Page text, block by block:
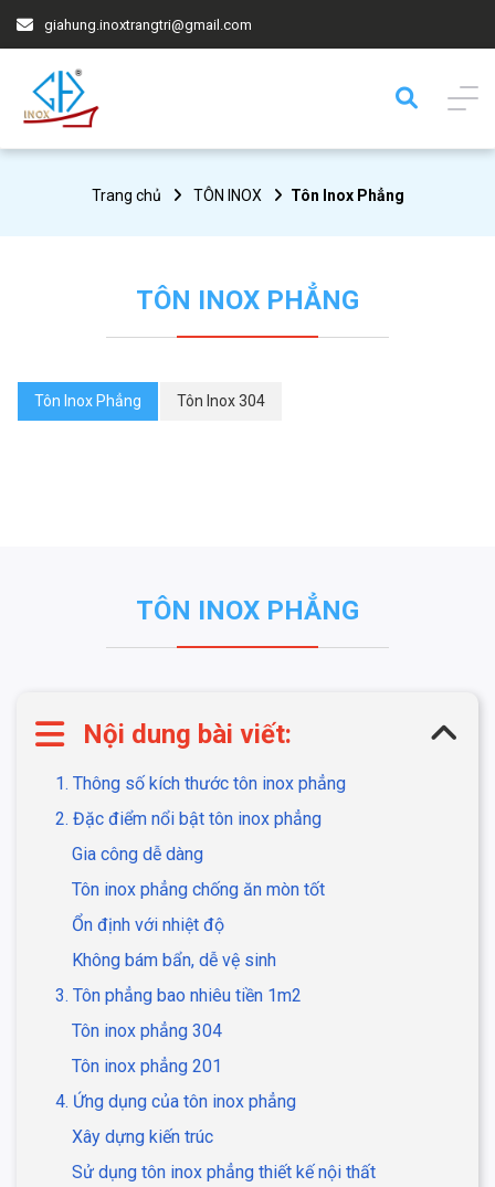
giahung.inoxtrangtri@gmail.com
Trang chủ TÔN INOX Tôn Inox Phẳng
TÔN INOX PHẲNG
Tôn Inox Phẳng Tôn Inox 304
TÔN INOX PHẲNG
Nội dung bài viết:
1. Thông số kích thước tôn inox phẳng
2. Đặc điểm nổi bật tôn inox phẳng
Gia công dễ dàng
Tôn inox phẳng chống ăn mòn tốt
Ổn định với nhiệt độ
Không bám bẩn, dễ vệ sinh
3. Tôn phẳng bao nhiêu tiền 1m2
Tôn inox phẳng 304
Tôn inox phẳng 201
4. Ứng dụng của tôn inox phẳng
Xây dựng kiến trúc
Sử dụng tôn inox phẳng thiết kế nội thất